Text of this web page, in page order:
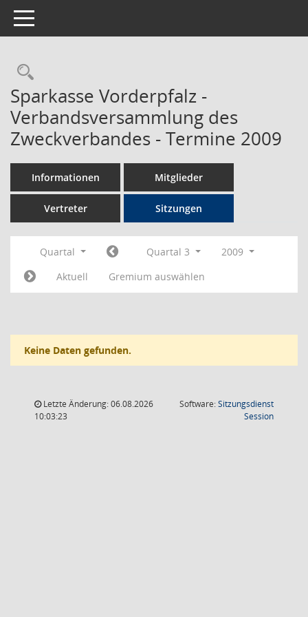
Toggle navigation
Rechercheauswahl
Sparkasse Vorderpfalz -
Verbandsversammlung des
Zweckverbandes - Termine 2009
Informationen Mitglieder
Vertreter Sitzungen
Quartal Quartal 3
2009
Aktuell
Gremium auswählen
Keine Daten gefunden.
Letzte Änderung: 06.08.2026
10:03:23
Software:Sitzungsdienst
Session(Wird in